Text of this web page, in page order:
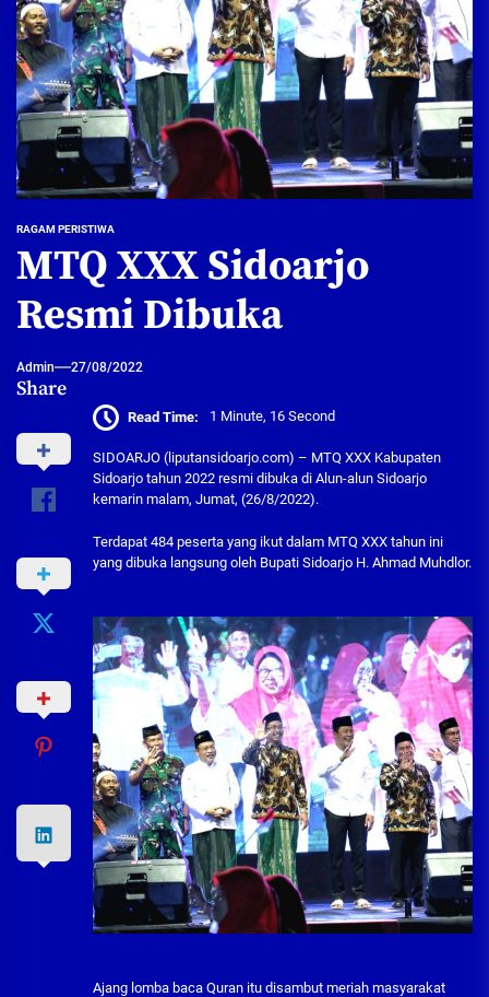
RAGAM PERISTIWA
MTQ XXX Sidoarjo
Resmi Dibuka
Admin 27/08/2022
Share
Read Time: 1 Minute, 16 Second
SIDOARJO (liputansidoarjo.com) – MTQ XXX Kabupaten
Sidoarjo tahun 2022 resmi dibuka di Alun-alun Sidoarjo
kemarin malam, Jumat, (26/8/2022).
Terdapat 484 peserta yang ikut dalam MTQ XXX tahun ini
yang dibuka langsung oleh Bupati Sidoarjo H. Ahmad Muhdlor.
Ajang lomba baca Quran itu disambut meriah masyarakat